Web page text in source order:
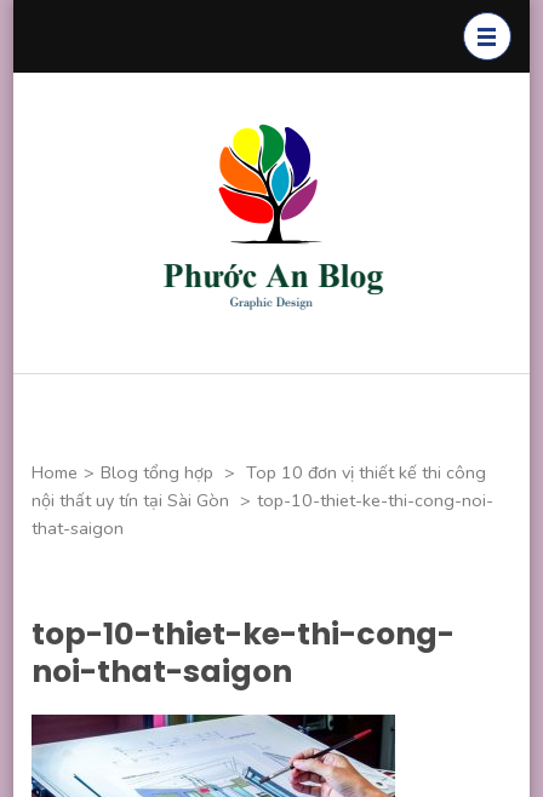
Home > Blog tổng hợp > Top 10 đơn vị thiết kế thi công
nội thất uy tín tại Sài Gòn > top-10-thiet-ke-thi-cong-noi-
that-saigon
top-10-thiet-ke-thi-cong-
noi-that-saigon